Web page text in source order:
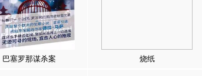
巴塞罗那谋杀案 烧纸